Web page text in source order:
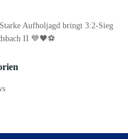
Aufholjagd bringt 3:2-Sieg
II 💙🖤⚽